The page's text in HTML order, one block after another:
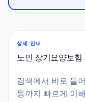
상세 안내
노인 장기요양보
검색에서 바로 들
동까지 빠르게 이